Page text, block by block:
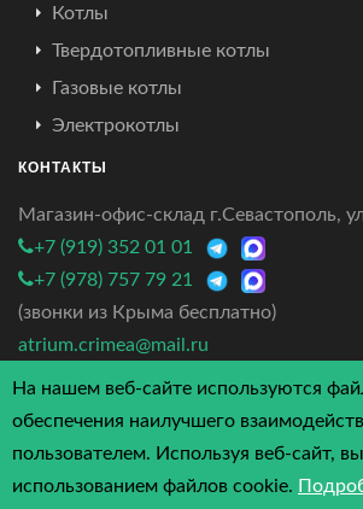
Котлы
Твердотопливные котлы
Газовые котлы
Электрокотлы
КОНТАКТЫ
Магазин-офис-склад г.Севастополь,
+7 (919) 352 01 01
+7 (978) 757 79 21
(звонки из Крыма бесплатно)
atrium.crimea@mail.ru
4.7/5 - 3 отзыва
На нашем веб-сайте используются
обеспечения наилучшего
пользователем. Используя веб-сайт,
использованием файлов cookie.